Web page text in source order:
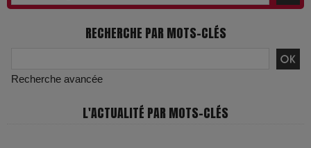
RECHERCHE PAR MOTS-CLÉS
Recherche avancée
L'ACTUALITÉ PAR MOTS-CLÉS